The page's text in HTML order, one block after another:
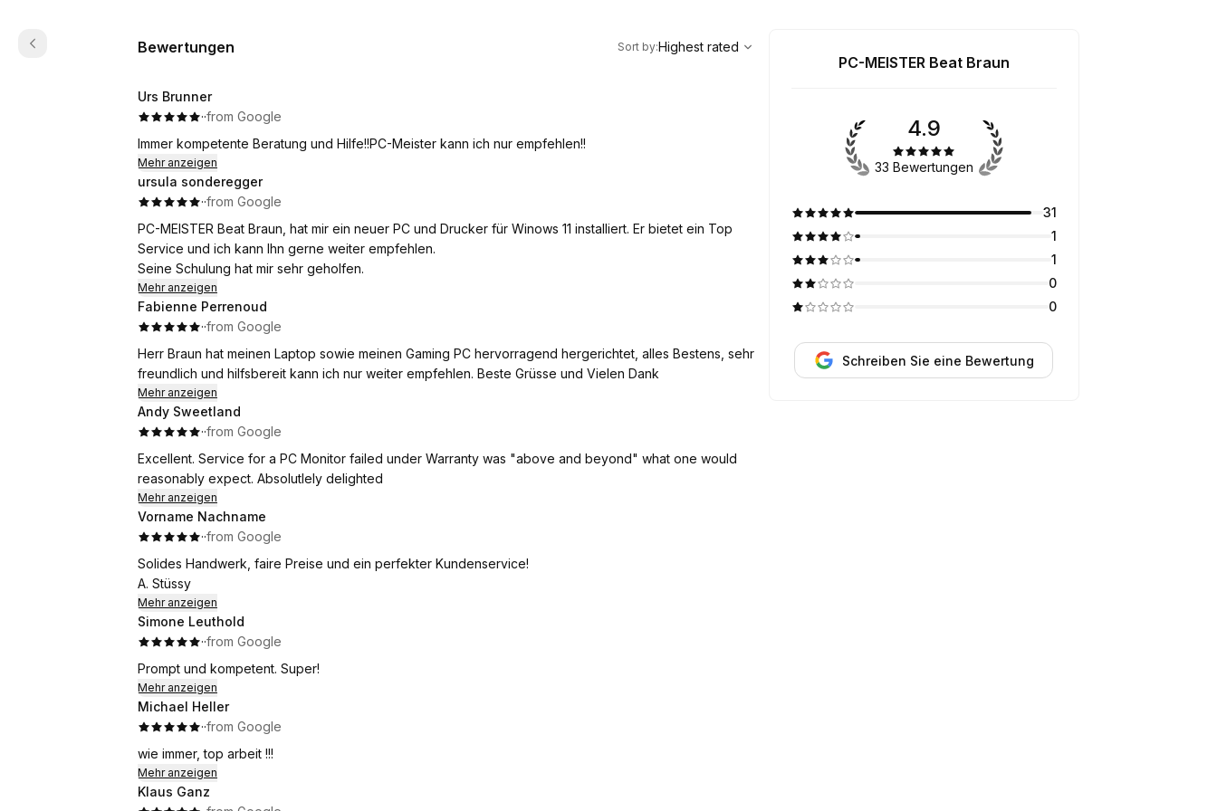
Bewertungen
Highest rated
Sort by:Highest rated
Urs Brunner
··from Google
Immer kompetente Beratung und Hilfe!!PC-Meister kann ich nur empfehlen!!
Mehr anzeigen
ursula sonderegger
··from Google
PC-MEISTER Beat Braun, hat mir ein neuer PC und Drucker für Winows 11 installiert. Er bietet ein Top
Service und ich kann Ihn gerne weiter empfehlen.
Seine Schulung hat mir sehr geholfen.
Mehr anzeigen
Fabienne Perrenoud
··from Google
Herr Braun hat meinen Laptop sowie meinen Gaming PC hervorragend hergerichtet, alles Bestens, sehr
freundlich und hilfsbereit kann ich nur weiter empfehlen. Beste Grüsse und Vielen Dank
Mehr anzeigen
Andy Sweetland
··from Google
Excellent. Service for a PC Monitor failed under Warranty was "above and beyond" what one would
reasonably expect. Absolutlely delighted
Mehr anzeigen
Vorname Nachname
··from Google
Solides Handwerk, faire Preise und ein perfekter Kundenservice!
A. Stüssy
Mehr anzeigen
Simone Leuthold
··from Google
Prompt und kompetent. Super!
Mehr anzeigen
Michael Heller
··from Google
wie immer, top arbeit !!!
Mehr anzeigen
Klaus Ganz
PC-MEISTER Beat Braun
4.9
33 Bewertungen
31
1
1
0
0
Schreiben Sie eine Bewertung